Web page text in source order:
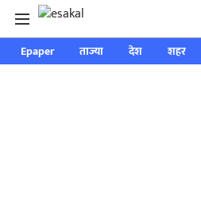
Epaper ताज्या देश शहर